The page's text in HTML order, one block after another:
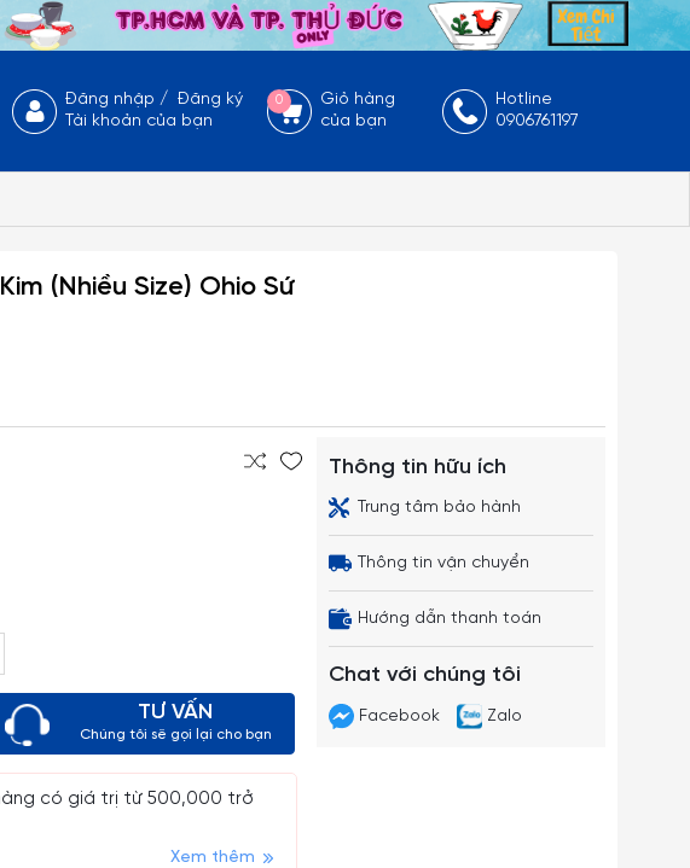
Đăng nhập /Đăng ký
Tài khoản của bạn
0
Giỏ hàng
của bạn
Hotline
0906761197
(Nhiều Size) Ohio Sứ
TƯ VẤN
Chúng tôi sẽ gọi lại cho bạn
có giá trị từ 500,000 trở
Xem thêm
Thông tin hữu ích
Trung tâm bảo hành
Thông tin vận chuyển
Hướng dẫn thanh toán
Chat với chúng tôi
Facebook Zalo